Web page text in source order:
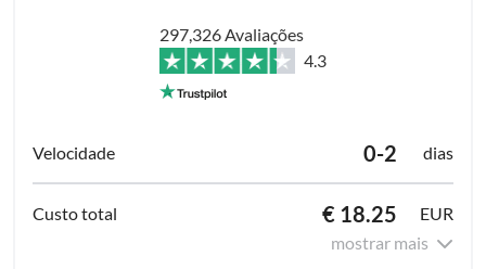
297,326 Avaliações
4.3
0-2 dias
€ 18.25
EUR
mostrar mais